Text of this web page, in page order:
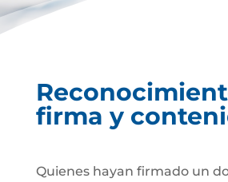
firma y
Quienes hayan firmado un